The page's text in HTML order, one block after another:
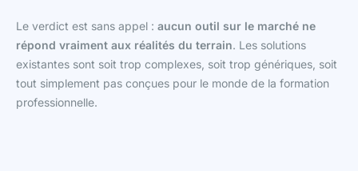
Le verdict est sans appel : aucun outil sur le marché ne
répond vraiment aux réalités du terrain. Les solutions
existantes sont soit trop complexes, soit trop génériques, soit
tout simplement pas conçues pour le monde de la formation
professionnelle.